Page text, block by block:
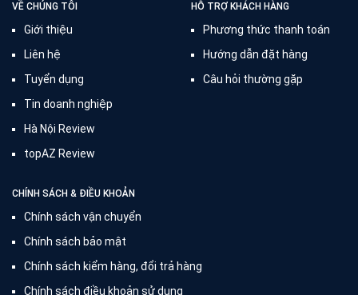
VỀ CHÚNG TÔI
Giới thiệu
Liên hệ
Tuyển dụng
Tin doanh nghiệp
Hà Nội Review
topAZ Review
HỖ TRỢ KHÁCH HÀNG
Phương thức thanh toán
Hướng dẫn đặt hàng
Câu hỏi thường gặp
CHÍNH SÁCH & ĐIỀU KHOẢN
Chính sách vận chuyển
Chính sách bảo mật
Chính sách kiểm hàng, đổi trả hàng
Chính sách điều khoản sử dụng